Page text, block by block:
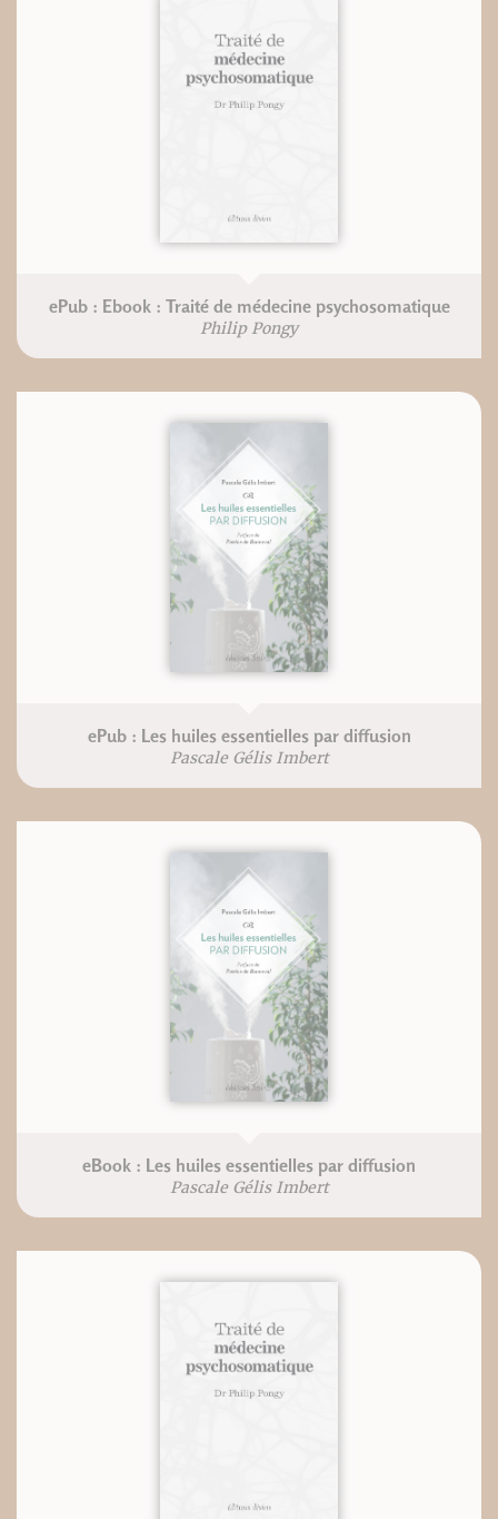
ePub : Ebook : Traité de médecine psychosomatique
Philip Pongy
ePub : Les huiles essentielles par diffusion
Pascale Gélis Imbert
eBook : Les huiles essentielles par diffusion
Pascale Gélis Imbert